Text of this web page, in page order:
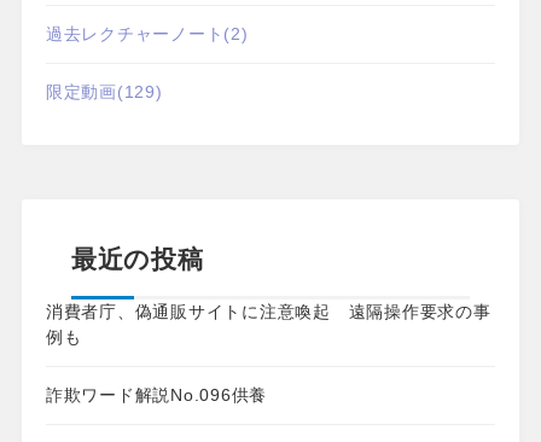
過去レクチャーノート (2)
限定動画(129)
最近の投稿
消費者庁、偽通販サイトに注意喚起 遠隔操作要求の事
例も
詐欺ワード解説No.096供養